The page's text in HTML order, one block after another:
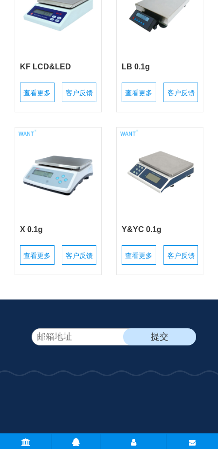
KF LCD&LED
查看更多 客户反馈
LB 0.1g
查看更多 客户反馈
X 0.1g
查看更多 客户反馈
Y&YC 0.1g
查看更多 客户反馈
CopyRight © 2026 - 常州万泰天平仪器有限公司 版权所有 网站地